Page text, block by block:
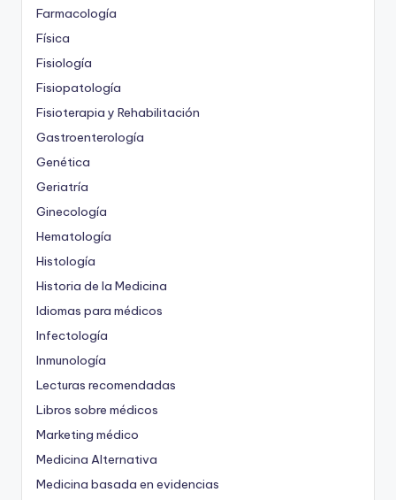
Farmacología
Física
Fisiología
Fisiopatología
Fisioterapia y Rehabilitación
Gastroenterología
Genética
Geriatría
Ginecología
Hematología
Histología
Historia de la Medicina
Idiomas para médicos
Infectología
Inmunología
Lecturas recomendadas
Libros sobre médicos
Marketing médico
Medicina Alternativa
Medicina basada en evidencias